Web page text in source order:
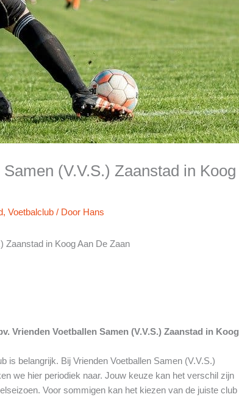
(V.V.S.) Zaanstad in Koog
,Voetbalclub / Door Hans
Zaanstad in Koog Aan De Zaan
Vrienden Voetballen Samen (V.V.S.) Zaanstad in Koog
is belangrijk. Bij Vrienden Voetballen Samen (V.V.S.)
we hier periodiek naar. Jouw keuze kan het verschil zijn
Voor sommigen kan het kiezen van de juiste club